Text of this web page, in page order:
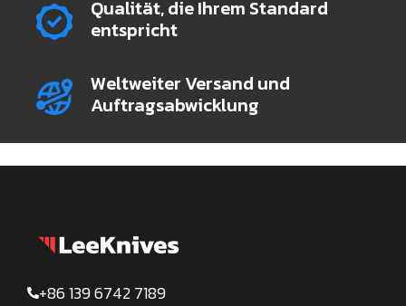
Qualität, die Ihrem Standard
entspricht
Weltweiter Versand und
Auftragsabwicklung
+86 139 6742 7189